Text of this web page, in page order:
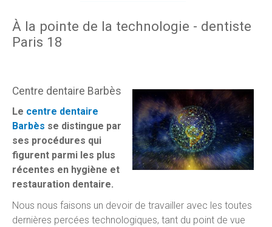
À la pointe de la technologie - dentiste
Paris 18
Centre dentaire Barbès
Le centre dentaire
Barbès se distingue par
ses procédures qui
figurent parmi les plus
récentes en hygiène et
restauration dentaire.
Nous nous faisons un devoir de travailler avec les toutes
dernières percées technologiques, tant du point de vue